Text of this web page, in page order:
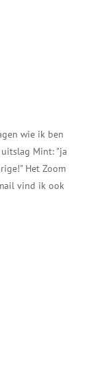
wie ik ben
Mint: "ja
Het Zoom
vind ik ook